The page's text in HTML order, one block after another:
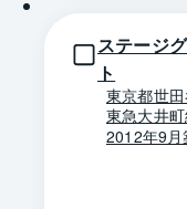
ステージ
ト
東京都世
東急大井
2012年9月